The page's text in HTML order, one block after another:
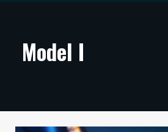
ARTIKKELIT
TECHBBS
Model I